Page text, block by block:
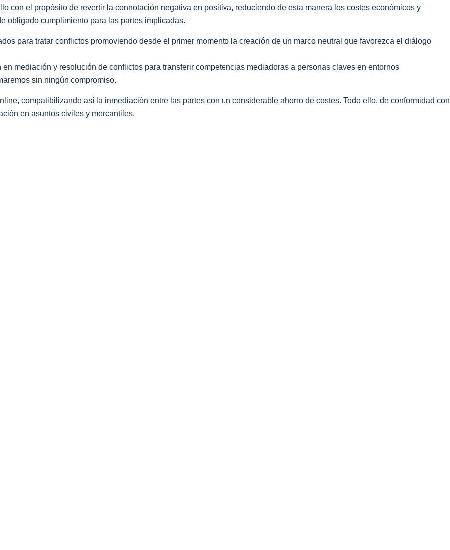
con el propósito de revertir la connotación negativa en positiva, reduciendo de esta manera los costes económicos y
obligado cumplimiento para las partes implicadas.
para tratar conflictos promoviendo desde el primer momento la creación de un marco neutral que favorezca el diálogo
mediación y resolución de conflictos para transferir competencias mediadoras a personas claves en entornos
sin ningún compromiso.
compatibilizando así la inmediación entre las partes con un considerable ahorro de costes. Todo ello, de conformidad con
en asuntos civiles y mercantiles.